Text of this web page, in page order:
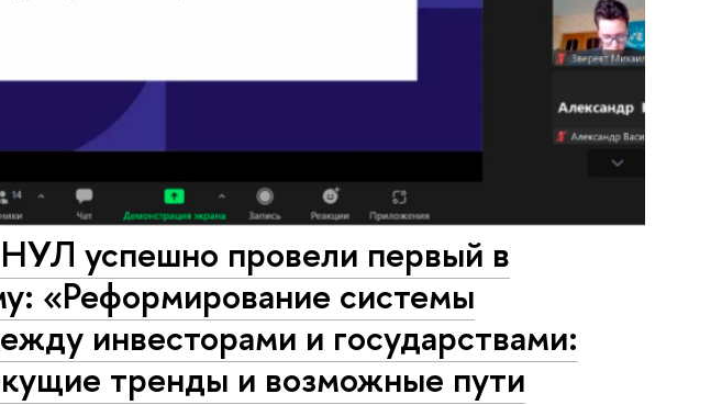
успешно провели первый в
«Реформирование системы
инвесторами и государствами:
тренды и возможные пути